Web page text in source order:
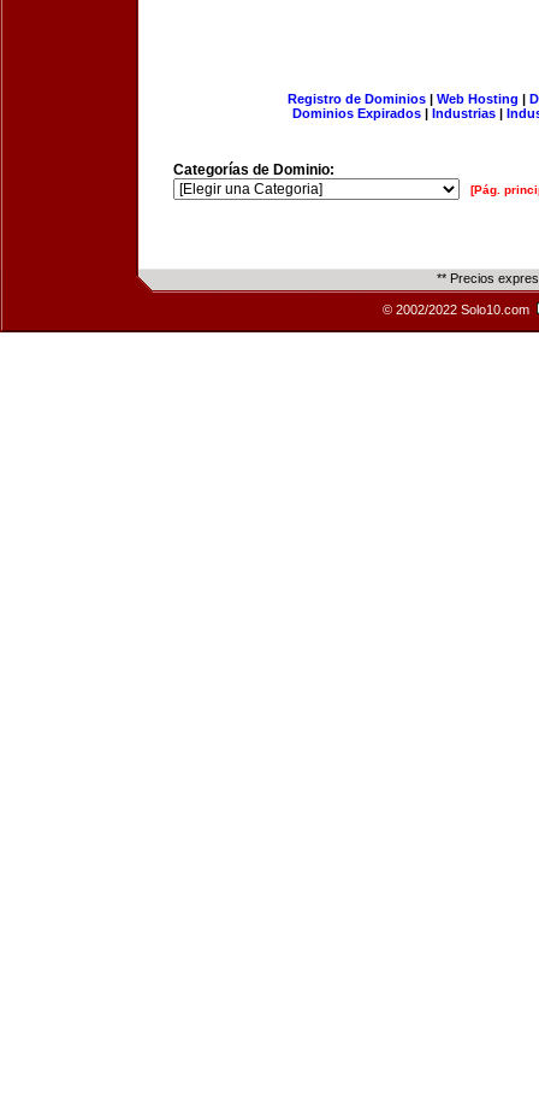
Registro de Dominios| Web Hosting |
Dominios Expirados | Industrias |
Categorías de Dominio:
[Pág.
** Precios
© 2002/2022 Solo10.com